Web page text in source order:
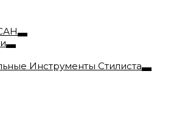
Инструменты Стилиста